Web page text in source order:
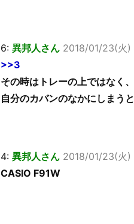
6: 異邦人さん 2018/01/23(火)
>>3
その時はトレーの上ではなく、
自分のカバンのなかにしまう
4: 異邦人さん 2018/01/23(火)
CASIO F91W